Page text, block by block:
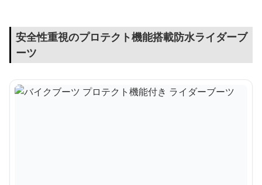
安全性重視のプロテクト機能搭載防水ライダーブ
ーツ